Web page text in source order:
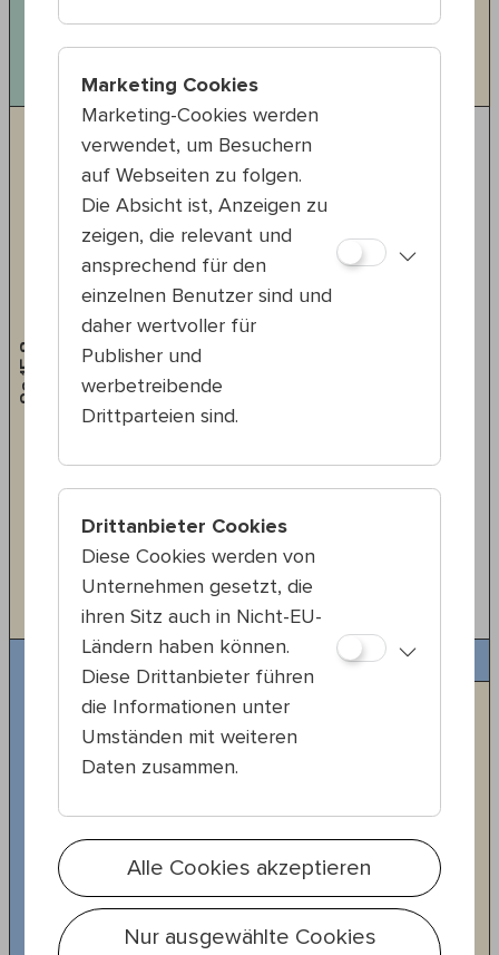
AnalogBodies:DigitalSouls
#NeoKlassik #Dubstep
Sa 15.8 Kinderprogramm
Raphael Schall
PIZZA KATZE – Interaktives
Beatbox-Konzert
#Beatbox #Pop #Kindermusik
Mixed Show
Marketing Cookies
Marketing-Cookies werden
verwendet, um Besuchern
auf Webseiten zu folgen.
Die Absicht ist, Anzeigen zu
zeigen, die relevant und
ansprechend für den
einzelnen Benutzer sind und
daher wertvoller für
Publisher und
werbetreibende
Drittparteien sind.
Drittanbieter Cookies
Diese Cookies werden von
Unternehmen gesetzt, die
ihren Sitz auch in Nicht-EU-
Ländern haben können.
Diese Drittanbieter führen
die Informationen unter
Umständen mit weiteren
Daten zusammen.
Alle Cookies akzeptieren
Nur ausgewählte Cookies